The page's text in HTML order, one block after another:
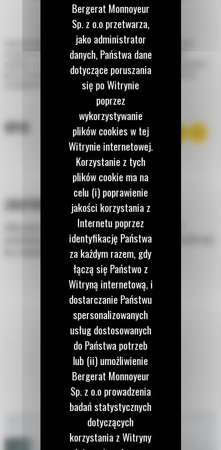
Ładowarka kołowa Cat® z widłami do rur i słupów znakomicie nadaje się do
transportowania, załadunku i rozładunku długich rur i słupów — zarówno
pojedynczo, jak i w grupach. Górne ramię wideł do rur i słupów można podnieść do
góry i przesunąć na bok, aby korzystać z nich jak z wideł paletowych podczas
przeładunku innych materiałów.
OPIS
ZASTOSOWANIE
Obdarzone solidną konstrukcją widły do rur i słupów Cat®
umożliwiają przenoszenie rur od 76 mm (3 cale) do 762 mm (30 cali)
bez zmieniania narzędzia.
Bergerat Monnoyeur
Sp. z o.o przetwarza,
jako administrator
danych, Państwa dane
dotyczące poruszania
się po Witrynie
poprzez
wykorzystywanie
plików cookies w tej
Witrynie internetowej.
Korzystanie z tych
plików cookie ma na
celu (i) poprawienie
jakości korzystania z
Internetu poprzez
identyfikację Państwa
za każdym razem, gdy
łączą się Państwo z
Witryną internetową, i
dostarczanie Państwu
spersonalizowanych
usług dostosowanych
do Państwa potrzeb
lub (ii) umożliwienie
Bergerat Monnoyeur
Sp. z o.o prowadzenia
badań statystycznych
dotyczących
korzystania z Witryny